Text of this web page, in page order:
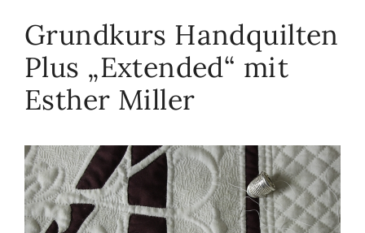
Grundkurs Handquilten
Plus „Extended“ mit
Esther Miller